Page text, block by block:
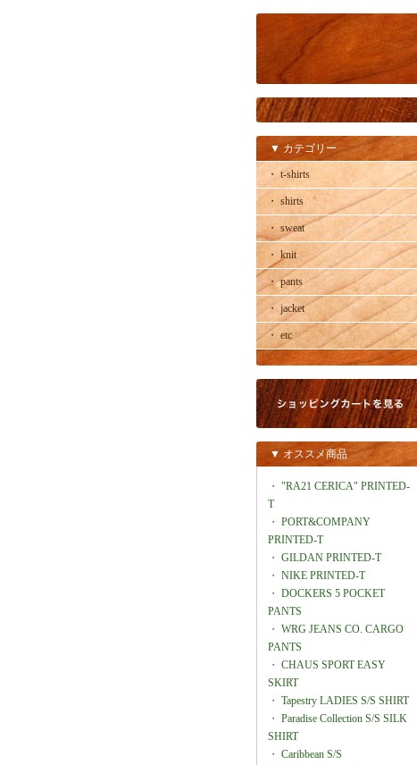
▼ カテゴリー
・ t-shirts
・ shirts
・ sweat
・ knit
・ pants
・ jacket
・ etc
▼ オススメ商品
・ "RA21 CERICA" PRINTED-
T
・ PORT&COMPANY
PRINTED-T
・ GILDAN PRINTED-T
・ NIKE PRINTED-T
・ DOCKERS 5 POCKET
PANTS
・ WRG JEANS CO. CARGO
PANTS
・ CHAUS SPORT EASY
SKIRT
・ Tapestry LADIES S/S SHIRT
・ Paradise Collection S/S SILK
SHIRT
・ Caribbean S/S